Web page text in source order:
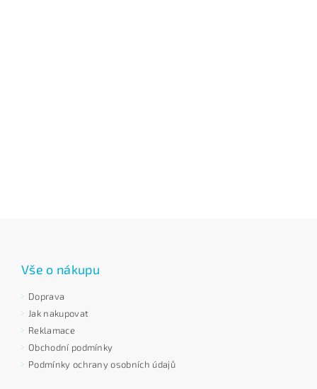
Vše o nákupu
Doprava
Jak nakupovat
Reklamace
Obchodní podmínky
Podmínky ochrany osobních údajů